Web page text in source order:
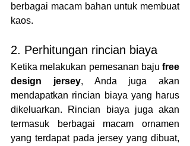
berbagai macam bahan untuk membuat
kaos.
2. Perhitungan rincian biaya
Ketika melakukan pemesanan baju free
design jersey, Anda juga akan
mendapatkan rincian biaya yang harus
dikeluarkan. Rincian biaya juga akan
termasuk berbagai macam ornamen
yang terdapat pada jersey yang dibuat,